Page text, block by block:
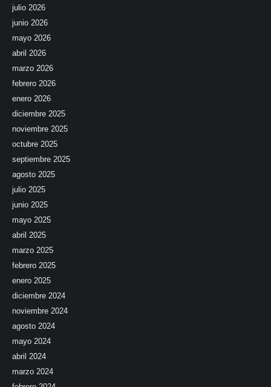
julio 2026
junio 2026
mayo 2026
abril 2026
marzo 2026
febrero 2026
enero 2026
diciembre 2025
noviembre 2025
octubre 2025
septiembre 2025
agosto 2025
julio 2025
junio 2025
mayo 2025
abril 2025
marzo 2025
febrero 2025
enero 2025
diciembre 2024
noviembre 2024
agosto 2024
mayo 2024
abril 2024
marzo 2024